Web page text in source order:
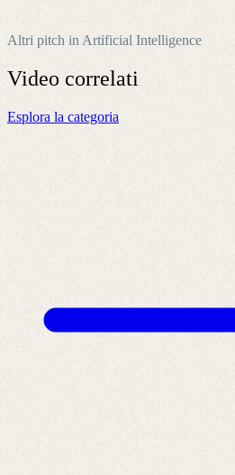
Altri pitch in Artificial Intelligence
Video correlati
Esplora la categoria